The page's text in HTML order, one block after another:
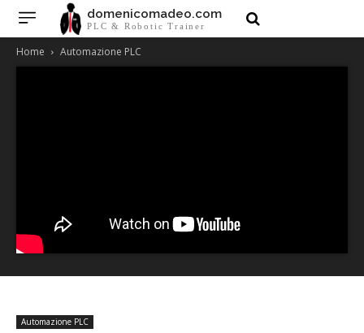
domenicomadeo.com
PLC & Robotic Trainer
Home Automazione PLC
Automazione PLC